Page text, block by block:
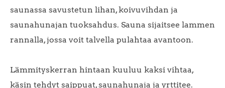
saunassa savustetun lihan, koivuvihdan ja
saunahunajan tuoksahdus. Sauna sijaitsee lammen
rannalla, jossa voit talvella pulahtaa avantoon.
Lämmityskerran hintaan kuuluu kaksi vihtaa,
käsin tehdyt saippuat, saunahunaja ja yrttitee.